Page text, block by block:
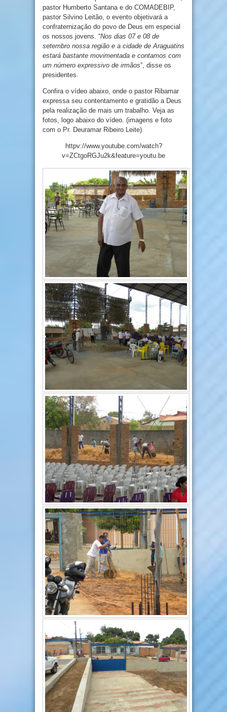
pastor Humberto Santana e do COMADEBIP,
pastor Silvino Leitão, o evento objetivará a
confraternização do povo de Deus em especial
os nossos jovens. “Nos dias 07 e 08 de
setembro nossa região e a cidade de Araguatins
estará bastante movimentada e contamos com
um número expressivo de irmãos”, disse os
presidentes.
Confira o vídeo abaixo, onde o pastor Ribamar
expressa seu contentamento e gratidão a Deus
pela realização de mais um trabalho. Veja as
fotos, logo abaixo do vídeo. (imagens e foto
com o Pr. Deuramar Ribeiro Leite)
httpv://www.youtube.com/watch?
v=ZCtgoRGJu2k&feature=youtu.be